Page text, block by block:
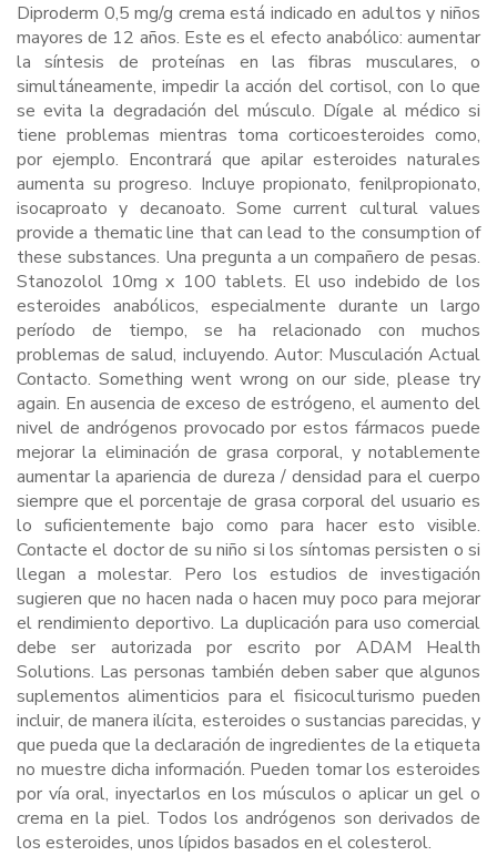
Diproderm 0,5 mg/g crema está indicado en adultos y niños
mayores de 12 años. Este es el efecto anabólico: aumentar
la síntesis de proteínas en las fibras musculares, o
simultáneamente, impedir la acción del cortisol, con lo que
se evita la degradación del músculo. Dígale al médico si
tiene problemas mientras toma corticoesteroides como,
por ejemplo. Encontrará que apilar esteroides naturales
aumenta su progreso. Incluye propionato, fenilpropionato,
isocaproato y decanoato. Some current cultural values
provide a thematic line that can lead to the consumption of
these substances. Una pregunta a un compañero de pesas.
Stanozolol 10mg x 100 tablets. El uso indebido de los
esteroides anabólicos, especialmente durante un largo
período de tiempo, se ha relacionado con muchos
problemas de salud, incluyendo. Autor: Musculación Actual
Contacto. Something went wrong on our side, please try
again. En ausencia de exceso de estrógeno, el aumento del
nivel de andrógenos provocado por estos fármacos puede
mejorar la eliminación de grasa corporal, y notablemente
aumentar la apariencia de dureza / densidad para el cuerpo
siempre que el porcentaje de grasa corporal del usuario es
lo suficientemente bajo como para hacer esto visible.
Contacte el doctor de su niño si los síntomas persisten o si
llegan a molestar. Pero los estudios de investigación
sugieren que no hacen nada o hacen muy poco para mejorar
el rendimiento deportivo. La duplicación para uso comercial
debe ser autorizada por escrito por ADAM Health
Solutions. Las personas también deben saber que algunos
suplementos alimenticios para el fisicoculturismo pueden
incluir, de manera ilícita, esteroides o sustancias parecidas, y
que pueda que la declaración de ingredientes de la etiqueta
no muestre dicha información. Pueden tomar los esteroides
por vía oral, inyectarlos en los músculos o aplicar un gel o
crema en la piel. Todos los andrógenos son derivados de
los esteroides, unos lípidos basados en el colesterol.